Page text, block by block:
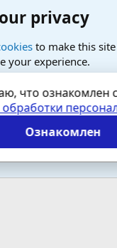
и лечение
(RU)
Условия и правила
Помощь
privacy
to make this
your experience.
and configure
Reject optional cookies
что ознакомлен с
Ознакомлен